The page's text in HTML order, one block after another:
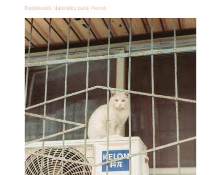
Repelentes Naturales para Perros